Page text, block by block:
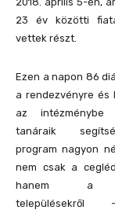
23 év közötti
vettek részt.
Ezen a napon 86
a rendezvényre és
az intézménybe
tanáraik
program nagyon
nem csak a
hanem a
településekről